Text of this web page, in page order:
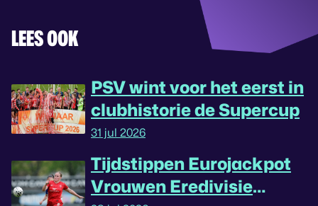
LEES OOK
PSV wint voor het eerst in
clubhistorie de Supercup
31 jul 2026
Tijdstippen Eurojackpot
Vrouwen Eredivisie